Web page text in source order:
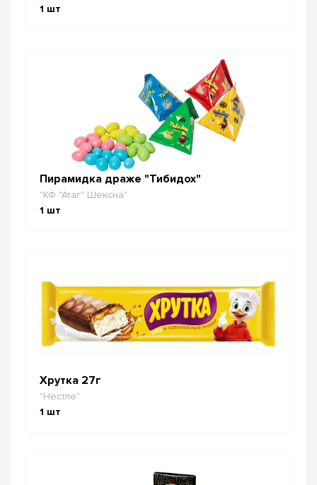
1 шт
Пирамидка драже "Тибидох"
"КФ "Атаг" Шексна"
1 шт
Хрутка 27г
"Нестле"
1 шт